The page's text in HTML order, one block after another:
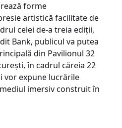
forme
artistică facilitate de
celei de-a treia ediții,
Bank, publicul va putea
din Pavilionul 32
în cadrul căreia 22
vor expune lucrările
imersiv construit în